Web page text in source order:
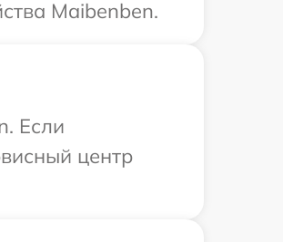
Maibenben.
Если
центр